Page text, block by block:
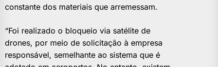
constante dos materiais que arremessam.
“Foi realizado o bloqueio via satélite de
drones, por meio de solicitação à empresa
responsável, semelhante ao sistema que é